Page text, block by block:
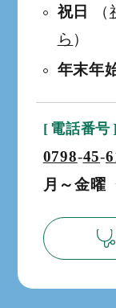
祝日 （
ら ）
年末年
電話番号
0798
‐
45
‐
月～金曜